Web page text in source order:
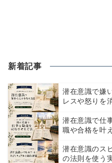
新着記事
潜在意識で嫌
レスや怒りを
潜在意識で仕
職や合格を叶
潜在意識のス
の法則を使う